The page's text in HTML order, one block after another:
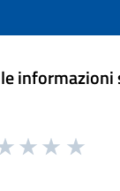
informazioni